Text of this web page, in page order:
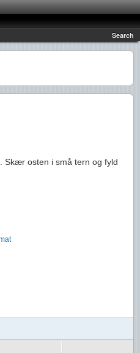
Search
Skær osten i små tern og fyld